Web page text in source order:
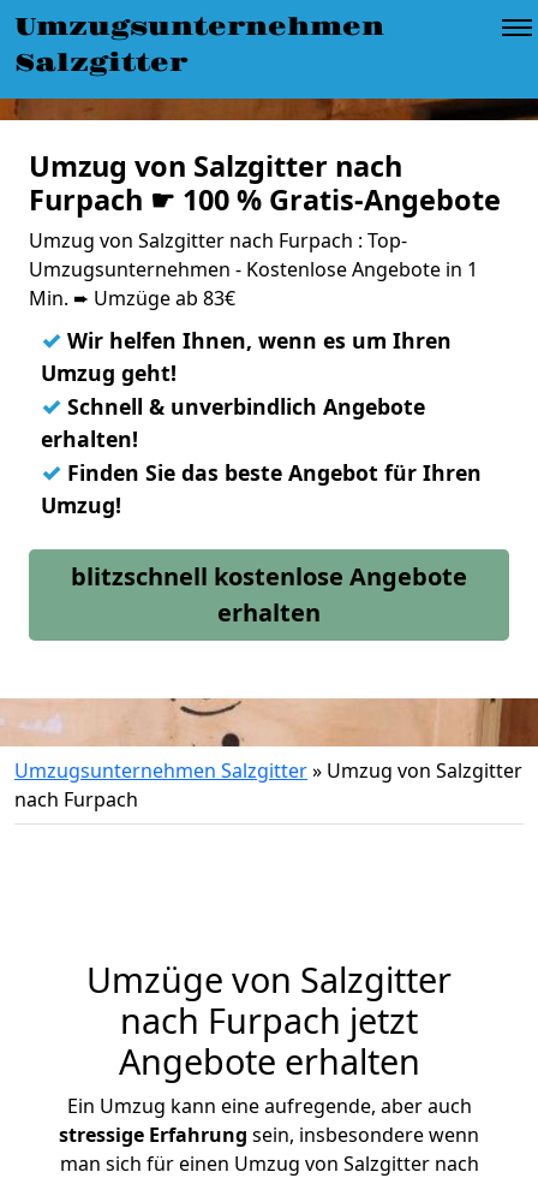
Umzugsunternehmen
Salzgitter
Umzug von Salzgitter nach
Furpach ☛ 100 % Gratis-Angebote
Umzug von Salzgitter nach Furpach : Top-
Umzugsunternehmen - Kostenlose Angebote in 1
Min. ➨ Umzüge ab 83€
✓ Wir helfen Ihnen, wenn es um Ihren
Umzug geht!
✓ Schnell & unverbindlich Angebote
erhalten!
✓ Finden Sie das beste Angebot für Ihren
Umzug!
blitzschnell kostenlose Angebote
erhalten
Umzugsunternehmen Salzgitter» Umzug von Salzgitter
nach Furpach
Umzüge von Salzgitter
nach Furpach jetzt
Angebote erhalten
Ein Umzug kann eine aufregende, aber auch
stressige Erfahrung sein, insbesondere wenn
man sich für einen Umzug von Salzgitter nach